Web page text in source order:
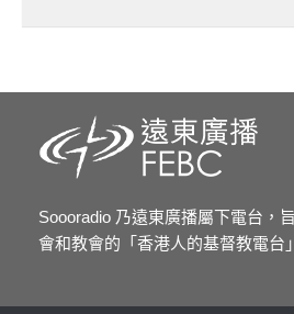
Soooradio 乃遠東廣播屬下電台，
會和教會的「香港人的基督教電台